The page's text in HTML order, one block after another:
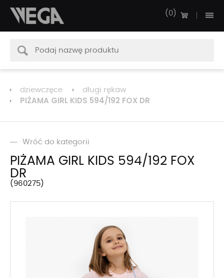
0
dziewczęce długi rękaw
PIŻAMA GIRL KIDS 594/192 FOX DR
Wróć do kategorii
PIŻAMA GIRL KIDS 594/192 FOX
DR
960275